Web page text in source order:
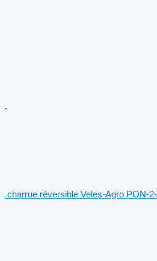
charrue réversible Veles-Agro PON-2-